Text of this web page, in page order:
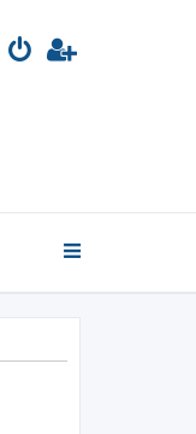
avanzada